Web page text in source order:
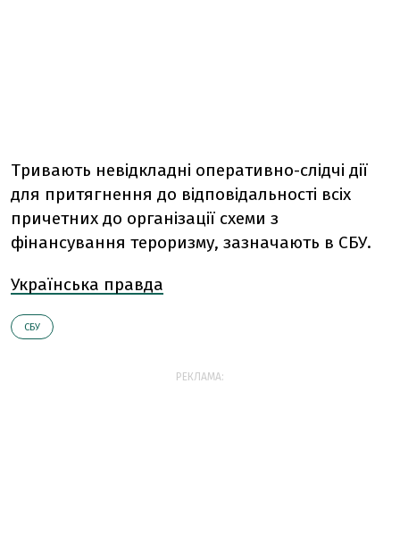
Тривають невідкладні оперативно-слідчі дії
для притягнення до відповідальності всіх
причетних до організації схеми з
фінансування тероризму, зазначають в СБУ.
Українська правда
СБУ
РЕКЛАМА: